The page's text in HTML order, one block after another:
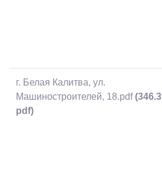
г. Белая Калитва, ул.
Машиностроителей, 18.pdf
pdf)